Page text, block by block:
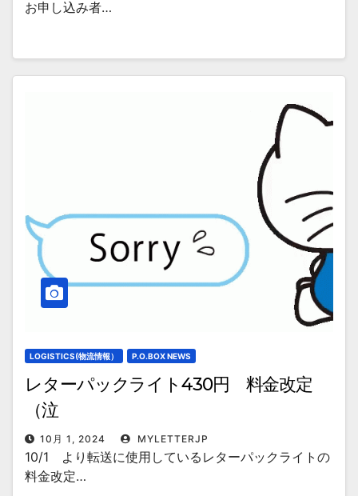
お申し込み者…
LOGISTICS(物流情報） P.O.BOX NEWS
レターパックライト430円 料金改定
（泣
10月 1, 2024 MYLETTERJP
10/1 より転送に使用しているレターパックライトの
料金改定…